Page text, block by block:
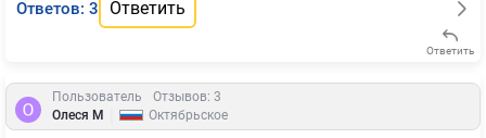
Ответов: 3 Ответить
Ответить
Пользователь
Отзывов: 3
Олеся М
Октябрьское